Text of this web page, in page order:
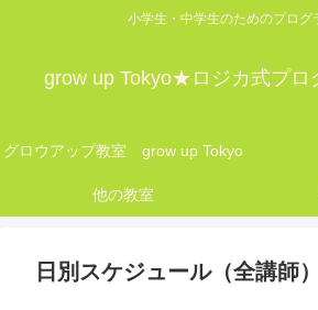
小学生・中学生のためのプログ
grow up Tokyo★ロジカ式プロ
グロウアップ教室 grow up Tokyo
他の教室
日別スケジュール（全講師）